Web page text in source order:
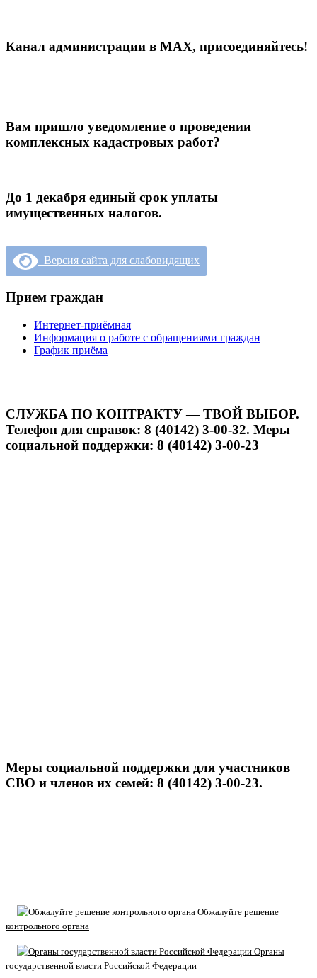
Канал администрации в МАХ, присоединяйтесь!
Вам пришло уведомление о проведении
комплексных кадастровых работ?
До 1 декабря единый срок уплаты
имущественных налогов.
Версия сайта для слабовидящих
Прием граждан
Интернет-приёмная
Информация о работе с обращениями граждан
График приёма
СЛУЖБА ПО КОНТРАКТУ — ТВОЙ ВЫБОР.
Телефон для справок: 8 (40142) 3-00-32. Меры
социальной поддержки: 8 (40142) 3-00-23
Меры социальной поддержки для участников
СВО и членов их семей: 8 (40142) 3-00-23.
Обжалуйте решение
контрольного органа
Органы
государственной власти Российской Федерации